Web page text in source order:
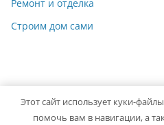
Ремонт и отделка
Строим дом сами
Copyright © 2026 Мастер на
Этот сайт использует куки-
помочь вам в навигации, а